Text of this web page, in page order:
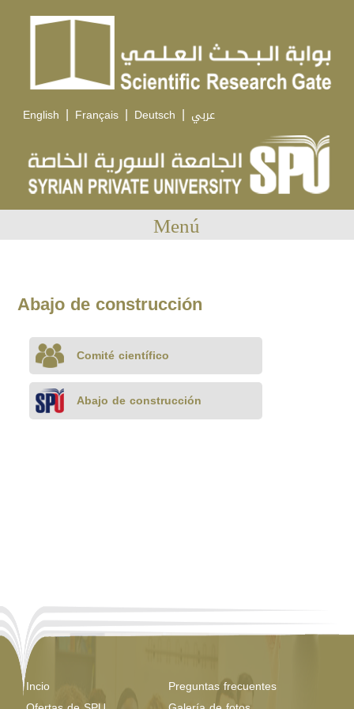
English | Français | Deutsch | عربي
Menú
Abajo de construcción
Comité científico
Abajo de construcción
Incio
Preguntas frecuentes